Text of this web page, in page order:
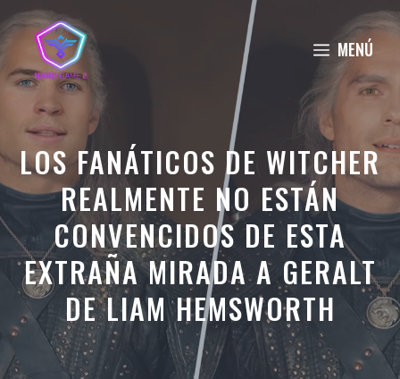
Saltar
al
contenido
MENÚ
LOS FANÁTICOS DE WITCHER
REALMENTE NO ESTÁN
CONVENCIDOS DE ESTA
EXTRAÑA MIRADA A GERALT
DE LIAM HEMSWORTH